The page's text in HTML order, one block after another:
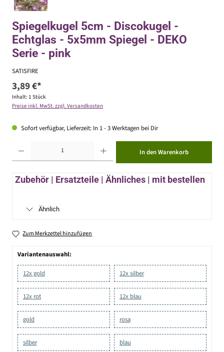
Spiegelkugel 5cm - Discokugel -
Echtglas - 5x5mm Spiegel - DEKO
Serie - pink
SATISFIRE
3,89 €*
Inhalt: 1 Stück
Preise inkl. MwSt. zzgl. Versandkosten
Sofort verfügbar, Lieferzeit: In 1 - 3 Werktagen bei Dir
In den Warenkorb
Zubehör | Ersatzteile | Ähnliches | mit bestellen
Ähnlich
Zum Merkzettel hinzufügen
Variantenauswahl:
12x gold 12x silber
12x rot 12x blau
gold rosa
silber blau